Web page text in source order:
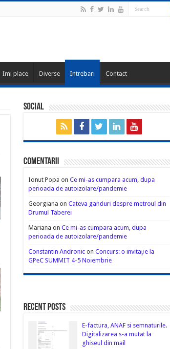
Imi place Diverse Intrebari Contact
Social
Comentarii
Ionut Popa on Ce mi-as cumpara acum, dupa
perioada de autoizolare/pandemie
Georgiana on Cateva ganduri despre metroul din
Drumul Taberei
Mariana on Ce mi-as cumpara acum, dupa
perioada de autoizolare/pandemie
Constantin Andronicon Concurs: o invitație la
GPeC SUMMIT 4-5 Noiembrie
Recent Posts
E-factura, ANAF si semnaturile.
Digitalizarea s-a mutat la
ghiseul din mail